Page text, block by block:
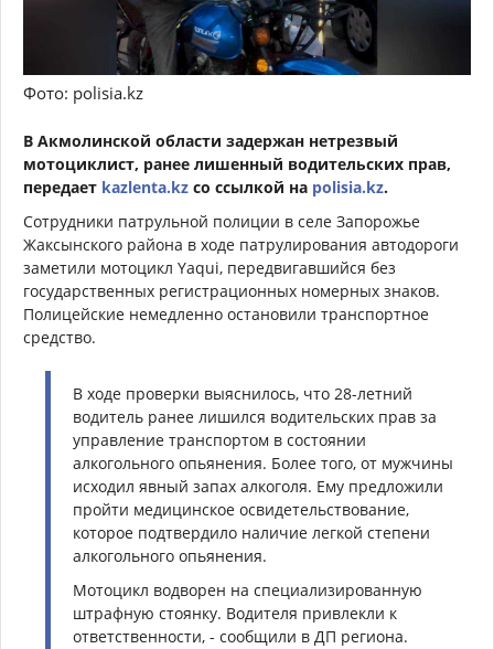
Фото: polisia.kz
В Акмолинской области задержан нетрезвый
мотоциклист, ранее лишенный водительских прав,
передает kazlenta.kz со ссылкой на polisia.kz.
Сотрудники патрульной полиции в селе Запорожье
Жаксынского района в ходе патрулирования автодороги
заметили мотоцикл Yaqui, передвигавшийся без
государственных регистрационных номерных знаков.
Полицейские немедленно остановили транспортное
средство.
В ходе проверки выяснилось, что 28-летний
водитель ранее лишился водительских прав за
управление транспортом в состоянии
алкогольного опьянения. Более того, от мужчины
исходил явный запах алкоголя. Ему предложили
пройти медицинское освидетельствование,
которое подтвердило наличие легкой степени
алкогольного опьянения.
Мотоцикл водворен на специализированную
штрафную стоянку. Водителя привлекли к
ответственности, - сообщили в ДП региона.